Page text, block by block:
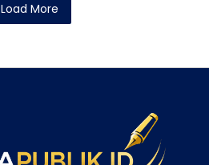
Load More